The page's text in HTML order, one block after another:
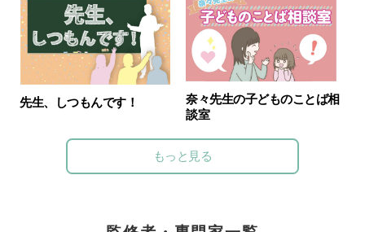
先生、しつもんです！
奈々先生の子どものことば相
談室
もっと見る